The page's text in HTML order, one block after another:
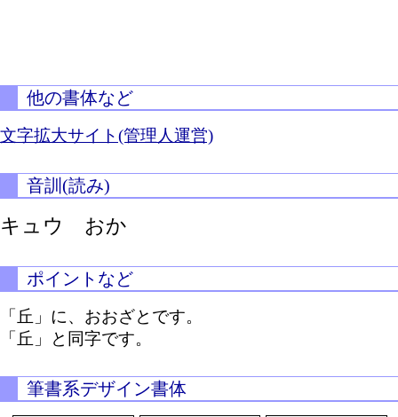
他の書体など
文字拡大サイト(管理人運営)
音訓(読み)
キュウ おか
ポイントなど
「丘」に、おおざとです。
「丘」と同字です。
筆書系デザイン書体